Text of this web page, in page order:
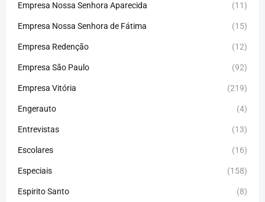
Empresa Nossa Senhora Aparecida (11)
Empresa Nossa Senhora de Fátima (15)
Empresa Redenção (12)
Empresa São Paulo (92)
Empresa Vitória (219)
Engerauto (4)
Entrevistas (13)
Escolares (16)
Especiais (158)
Espirito Santo (8)